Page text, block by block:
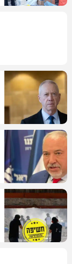
חדשות
בארץ